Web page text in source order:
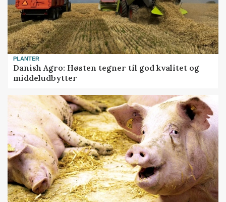
PLANTER
Danish Agro: Høsten tegner til god kvalitet og
middeludbytter